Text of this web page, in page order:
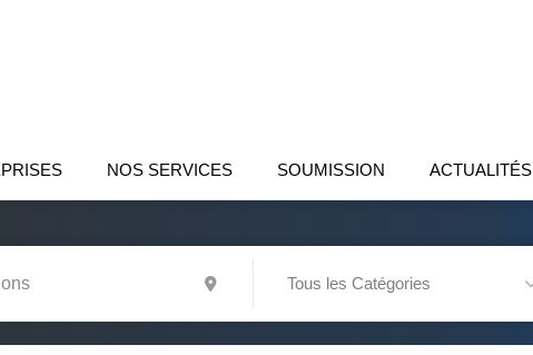
NOS SERVICES SOUMISSION ACTUALITÉS
Tous les Catégories